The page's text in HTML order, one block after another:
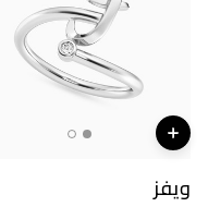
ويفز